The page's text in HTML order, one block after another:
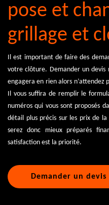
pose et
grillage et
Il est important de faire des
votre clôture. Demander un devis
engagera en rien alors n’attendez
Il vous suffira de remplir le
numéros qui vous sont proposés
détail plus précis sur les prix de
serez donc mieux préparés
satisfaction est la priorité.
Demander un